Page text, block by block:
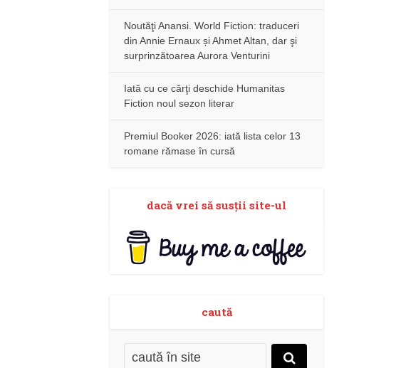
Noutăţi Anansi. World Fiction: traduceri
din Annie Ernaux și Ahmet Altan, dar şi
surprinzătoarea Aurora Venturini
Iată cu ce cărţi deschide Humanitas
Fiction noul sezon literar
Premiul Booker 2026: iată lista celor 13
romane rămase în cursă
dacă vrei să susţii site-ul
caută